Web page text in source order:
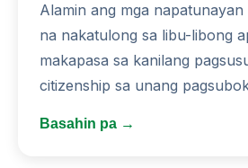
Alamin ang mga
na nakatulong sa libu-libong
makapasa sa kanilang
citizenship sa unang
Basahin pa →